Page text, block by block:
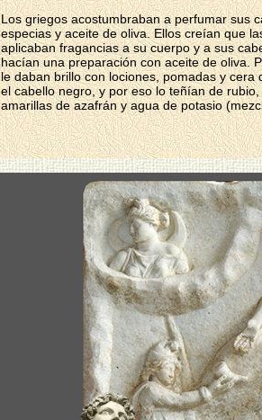
Los griegos acostumbraban a perfumar sus
especias y aceite de oliva. Ellos creían que
aplicaban fragancias a su cuerpo y a sus
hacían una preparación con aceite de oliva.
le daban brillo con lociones, pomadas y
el cabello negro, y por eso lo teñían de
amarillas de azafrán y agua de potasio